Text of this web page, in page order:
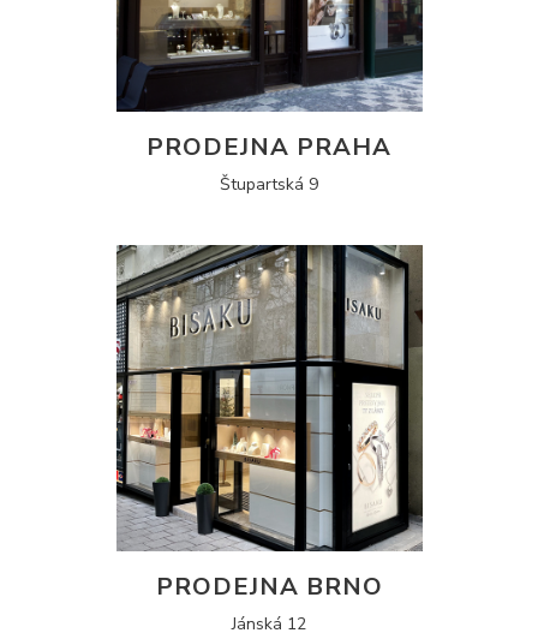
PRODEJNA PRAHA
Štupartská 9
PRODEJNA BRNO
Jánská 12